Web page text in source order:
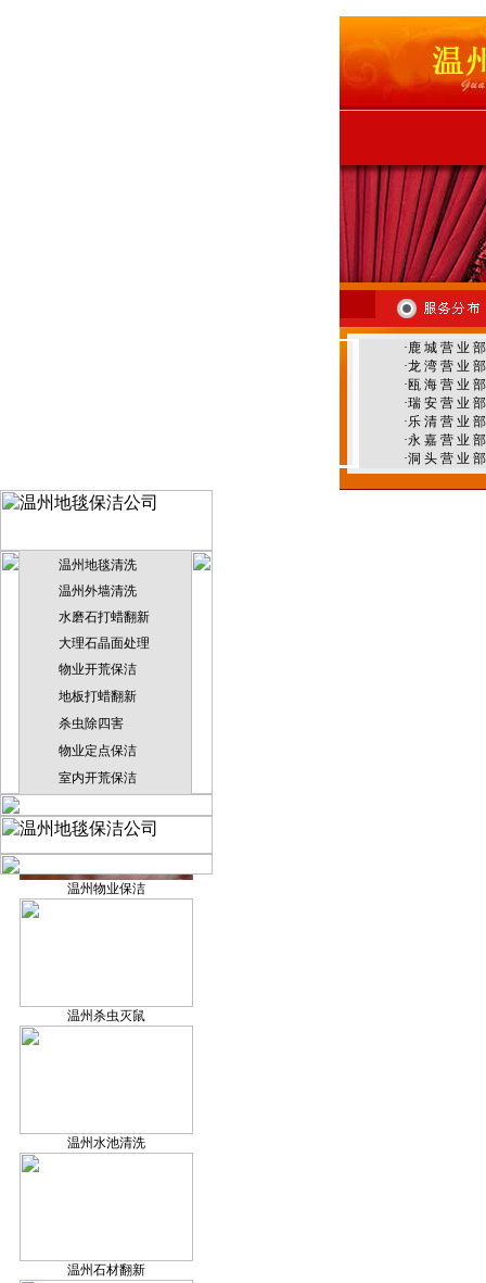
·鹿 城 营 业 部
·龙 湾 营 业 部
·瓯 海 营 业 部
·瑞 安 营 业 部
·乐 清 营 业 部
·永 嘉 营 业 部
·洞 头 营 业 部
温州地毯清洗
温州外墙清洗
水磨石打蜡翻新
大理石晶面处理
物业开荒保洁
地板打蜡翻新
杀虫除四害
物业定点保洁
室内开荒保洁
温州园林绿化
温州防水补漏
温州物业保洁